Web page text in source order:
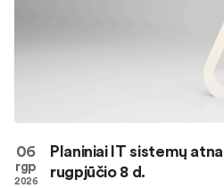
06
rgp
2026
Planiniai IT sistemų
rugpjūčio 8 d.